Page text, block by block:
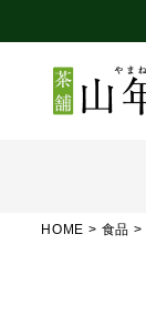
HOME 食品